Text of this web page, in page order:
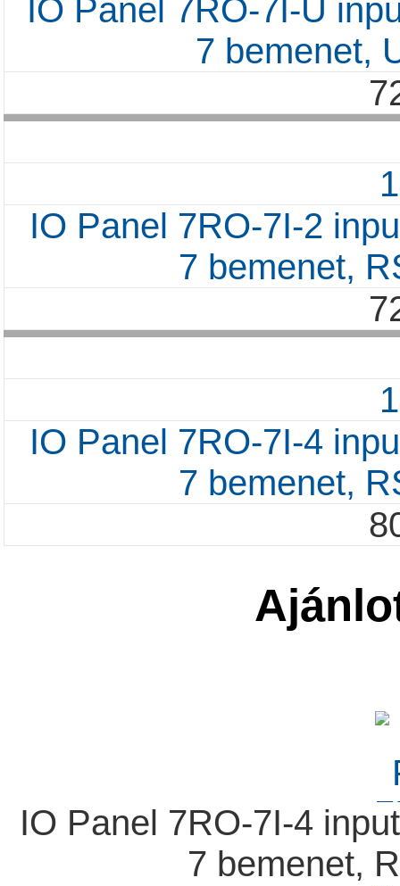
IO Panel 7RO-7I-U
7 bemenet,
IO Panel 7RO-7I-2
7 bemenet,
IO Panel 7RO-7I-4
7 bemenet,
IO Panel 7RO-7I-4
7 bemenet,